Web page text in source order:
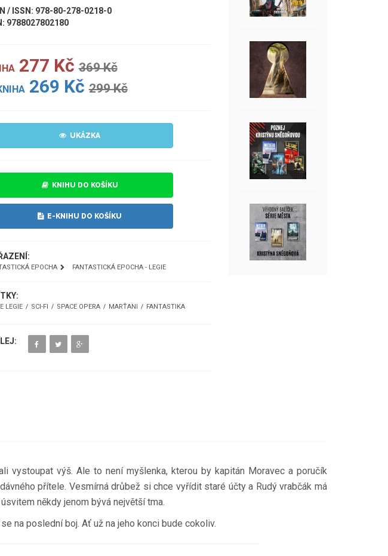
/ ISSN: 978-80-278-0218-0
9788027802180
277 Kč 369 Kč
269 Kč 299 Kč
UKÁZKA
KNIHU DO KOŠÍKU
E-KNIHU DO KOŠÍKU
EPOCHA FANTASTICKÁ EPOCHA - LEGIE
LEGIE SCI-FI SPACE OPERA MARŤANI FANTASTIKA
vystoupat výš. Ale to není myšlenka, kterou by kapitán Moravec a poručík
přítele. Vesmírná drůbež si chce vyřídit staré účty a Rudý vrabčák má
někdy jenom bývá největší tma.
na poslední boj. Ať už na jeho konci bude cokoliv.